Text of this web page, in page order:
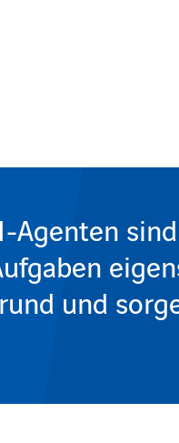
Agenten
und